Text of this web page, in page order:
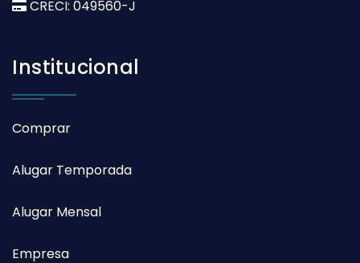
CRECI: 049560-J
Institucional
Comprar
Alugar Temporada
Alugar Mensal
Empresa